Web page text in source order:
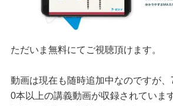
ただいま無料にてご視聴頂けます。
動画は現在も随時追加中なのですが
0本以上の講義動画が収録されていま